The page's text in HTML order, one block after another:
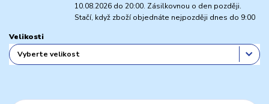
10.08.2026 do 20:00. Zásilkovnou o den později.
Stačí, když zboží objednáte nejpozději dnes do 9:00
Velikosti